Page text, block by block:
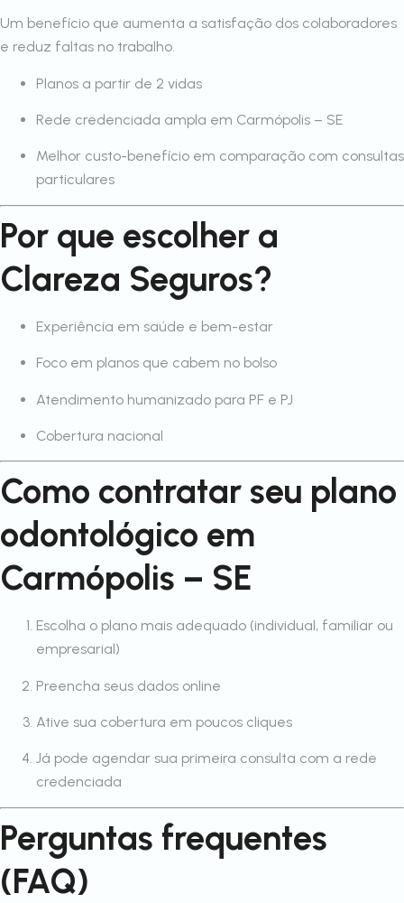
Um benefício que aumenta a satisfação dos colaboradores
e reduz faltas no trabalho.
Planos a partir de 2 vidas
Rede credenciada ampla em Carmópolis – SE
Melhor custo-benefício em comparação com consultas
particulares
Por que escolher a
Clareza Seguros?
Experiência em saúde e bem-estar
Foco em planos que cabem no bolso
Atendimento humanizado para PF e PJ
Cobertura nacional
Como contratar seu plano
odontológico em
Carmópolis – SE
Escolha o plano mais adequado (individual, familiar ou
empresarial)
Preencha seus dados online
Ative sua cobertura em poucos cliques
Já pode agendar sua primeira consulta com a rede
credenciada
Perguntas frequentes
(FAQ)